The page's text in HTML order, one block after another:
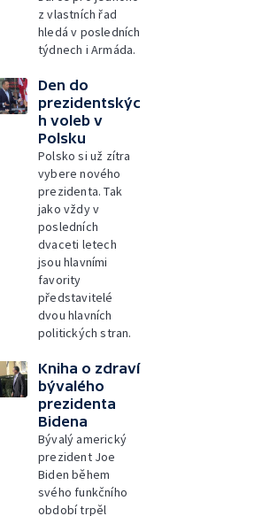
z vlastních řad
hledá v posledních
týdnech i Armáda.
Den do
prezidentskýc
h voleb v
Polsku
Polsko si už zítra
vybere nového
prezidenta. Tak
jako vždy v
posledních
dvaceti letech
jsou hlavními
favority
představitelé
dvou hlavních
politických stran.
Kniha o zdraví
bývalého
prezidenta
Bidena
Bývalý americký
prezident Joe
Biden během
svého funkčního
období trpěl